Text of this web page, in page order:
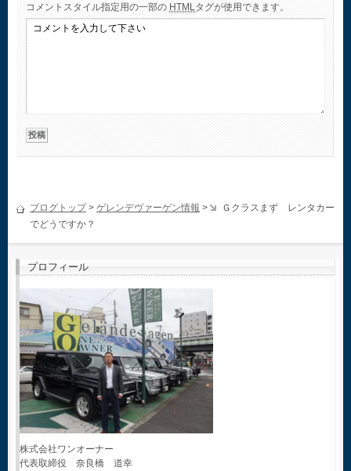
コメント スタイル指定用の一部の HTMLタグが使用できます。
ブログトップ> ゲレンデヴァーゲン情報 >
Ｇクラスまず レンタカー
でどうですか？
プロフィール
株式会社ワンオーナー
代表取締役 奈良橋 道幸